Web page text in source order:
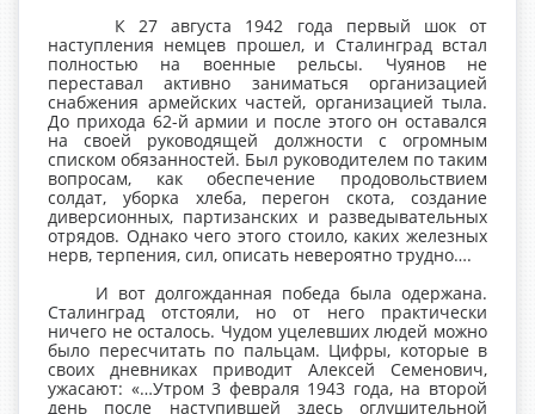
К 27 августа 1942 года первый шок от
наступления немцев прошел, и Сталинград встал
полностью на военные рельсы. Чуянов не
переставал активно заниматься организацией
снабжения армейских частей, организацией тыла.
До прихода 62-й армии и после этого он оставался
на своей руководящей должности с огромным
списком обязанностей. Был руководителем по таким
вопросам, как обеспечение продовольствием
солдат, уборка хлеба, перегон скота, создание
диверсионных, партизанских и разведывательных
отрядов. Однако чего этого стоило, каких железных
нерв, терпения, сил, описать невероятно трудно….
И вот долгожданная победа была одержана.
Сталинград отстояли, но от него практически
ничего не осталось. Чудом уцелевших людей можно
было пересчитать по пальцам. Цифры, которые в
своих дневниках приводит Алексей Семенович,
ужасают: «…Утром 3 февраля 1943 года, на второй
день после наступившей здесь оглушительной